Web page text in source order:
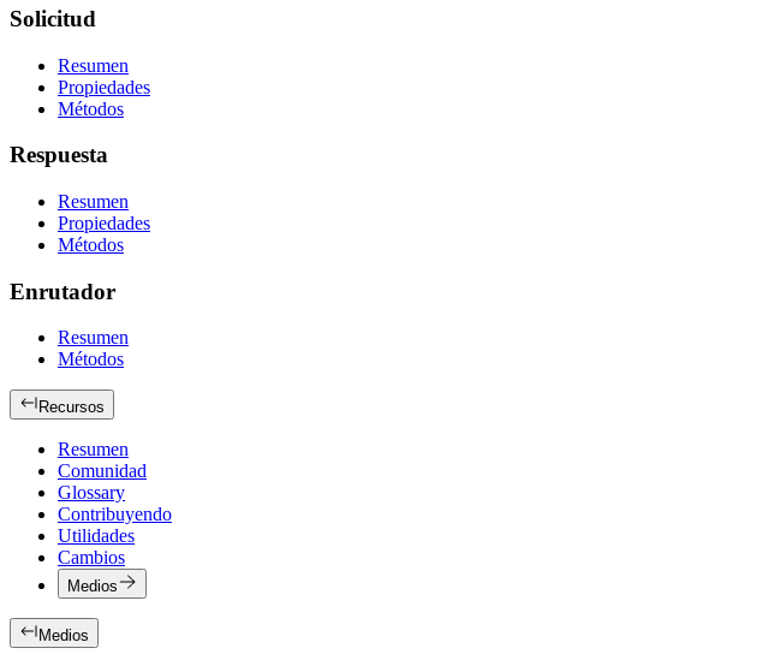
Solicitud
Resumen
Propiedades
Métodos
Respuesta
Resumen
Propiedades
Métodos
Enrutador
Resumen
Métodos
Recursos
Resumen
Comunidad
Glossary
Contribuyendo
Utilidades
Cambios
Medios
Medios